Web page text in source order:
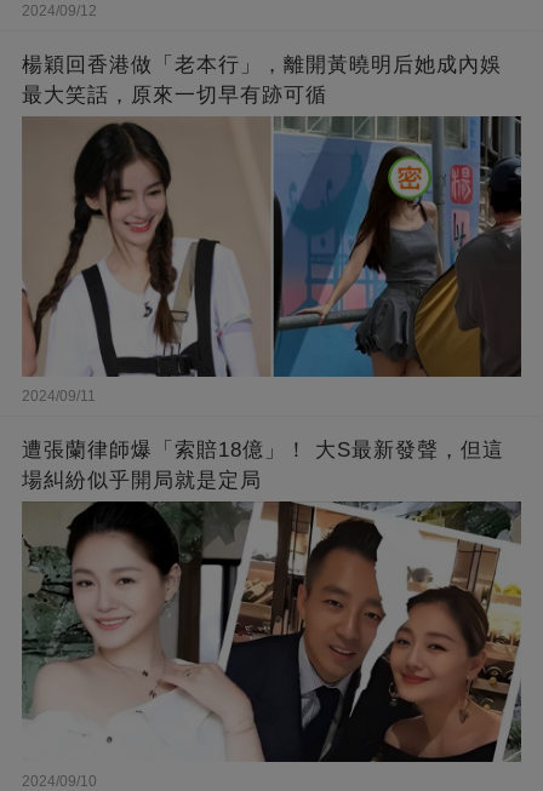
2024/09/12
楊穎回香港做「老本行」，離開黃曉明后她成內娛
最大笑話，原來一切早有跡可循
2024/09/11
遭張蘭律師爆「索賠18億」！ 大S最新發聲，但這
場糾紛似乎開局就是定局
2024/09/10